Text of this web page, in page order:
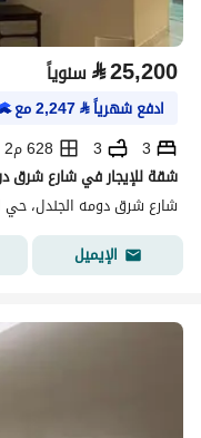
⃁25,200 سنوياً
ادفع شهرياً⃁
2,247مع
3
3
628 م2
شارع شرق دومه الجندل، حي
الإيميل